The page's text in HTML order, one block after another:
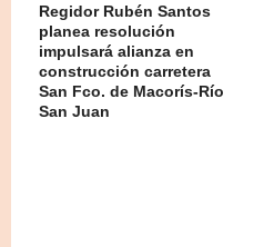
Regidor Rubén Santos
planea resolución
impulsará alianza en
construcción carretera
San Fco. de Macorís-Río
San Juan